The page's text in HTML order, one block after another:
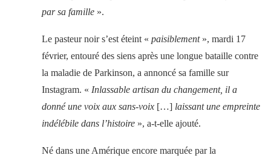
par sa famille ».
Le pasteur noir s’est éteint « paisiblement», mardi 17
février, entouré des siens après une longue bataille contre
la maladie de Parkinson, a annoncé sa famille sur
Instagram. « Inlassable artisan du changement, il a
donné une voix aux sans-voix […] laissant une empreinte
indélébile dans l’histoire », a-t-elle ajouté.
Né dans une Amérique encore marquée par la